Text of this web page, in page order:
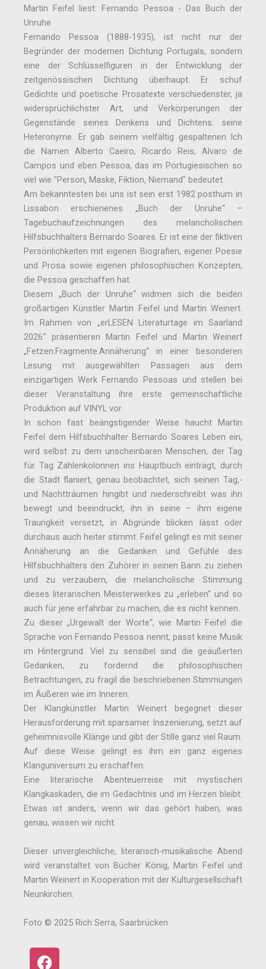
Martin Feifel liest: Fernando Pessoa - Das Buch der
Unruhe
Fernando Pessoa (1888-1935), ist nicht nur der
Begründer der modernen Dichtung Portugals, sondern
eine der Schlüsselfiguren in der Entwicklung der
zeitgenössischen Dichtung überhaupt. Er schuf
Gedichte und poetische Prosatexte verschiedenster, ja
widersprüchlichster Art, und Verkörperungen der
Gegenstände seines Denkens und Dichtens: seine
Heteronyme. Er gab seinem vielfältig gespaltenen Ich
die Namen Alberto Caeiro, Ricardo Reis, Alvaro de
Campos und eben Pessoa, das im Portugiesischen so
viel wie "Person, Maske, Fiktion, Niemand" bedeutet.
Am bekanntesten bei uns ist sein erst 1982 posthum in
Lissabon erschienenes „Buch der Unruhe“ –
Tagebuchaufzeichnungen des melancholischen
Hilfsbuchhalters Bernardo Soares. Er ist eine der fiktiven
Persönlichkeiten mit eigenen Biografien, eigener Poesie
und Prosa sowie eigenen philosophischen Konzepten,
die Pessoa geschaffen hat.
Diesem „Buch der Unruhe“ widmen sich die beiden
großartigen Künstler Martin Feifel und Martin Weinert.
Im Rahmen von „erLESEN Literaturtage im Saarland
2026“ präsentieren Martin Feifel und Martin Weinert
„Fetzen.Fragmente.Annäherung“ in einer besonderen
Lesung mit ausgewählten Passagen aus dem
einzigartigen Werk Fernando Pessoas und stellen bei
dieser Veranstaltung ihre erste gemeinschaftliche
Produktion auf VINYL vor.
In schon fast beängstigender Weise haucht Martin
Feifel dem Hilfsbuchhalter Bernardo Soares Leben ein,
wird selbst zu dem unscheinbaren Menschen, der Tag
für Tag Zahlenkolonnen ins Hauptbuch einträgt, durch
die Stadt flaniert, genau beobachtet, sich seinen Tag,-
und Nachtträumen hingibt und niederschreibt was ihn
bewegt und beeindruckt, ihn in seine – ihm eigene
Traurigkeit versetzt, in Abgründe blicken lässt oder
durchaus auch heiter stimmt. Feifel gelingt es mit seiner
Annäherung an die Gedanken und Gefühle des
Hilfsbuchhalters den Zuhörer in seinen Bann zu ziehen
und zu verzaubern, die melancholische Stimmung
dieses literarischen Meisterwerkes zu „erleben“ und so
auch für jene erfahrbar zu machen, die es nicht kennen.
Zu dieser „Urgewalt der Worte“, wie Martin Feifel die
Sprache von Fernando Pessoa nennt, passt keine Musik
im Hintergrund. Viel zu sensibel sind die geäußerten
Gedanken, zu fordernd die philosophischen
Betrachtungen, zu fragil die beschriebenen Stimmungen
im Äußeren wie im Inneren.
Der Klangkünstler Martin Weinert begegnet dieser
Herausforderung mit sparsamer Inszenierung, setzt auf
geheimnisvolle Klänge und gibt der Stille ganz viel Raum.
Auf diese Weise gelingt es ihm ein ganz eigenes
Klanguniversum zu erschaffen.
Eine literarische Abenteuerreise mit mystischen
Klangkaskaden, die im Gedächtnis und im Herzen bleibt.
Etwas ist anders, wenn wir das gehört haben, was
genau, wissen wir nicht.
Dieser unvergleichliche, literarisch-musikalische Abend
wird veranstaltet von Bücher König, Martin Feifel und
Martin Weinert in Kooperation mit der Kulturgesellschaft
Neunkirchen.
Foto © 2025 Rich Serra, Saarbrücken
F